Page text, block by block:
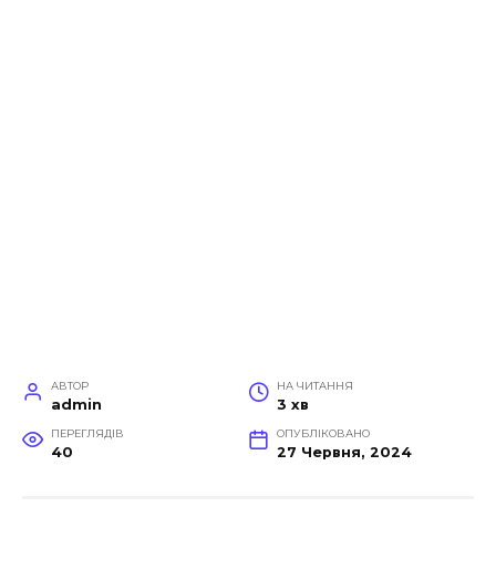
АВТОР
admin
НА ЧИТАННЯ
3 хв
ПЕРЕГЛЯДІВ
40
ОПУБЛІКОВАНО
27 Червня, 2024